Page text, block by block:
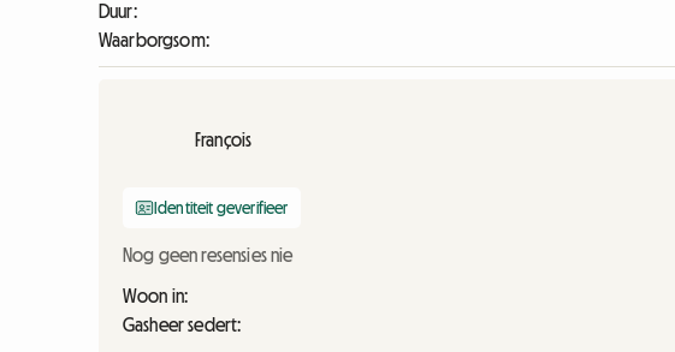
Duur:
Waarborgsom:
François
Identiteit geverifieer
Nog geen resensies nie
Woon in:
Gasheer sedert: